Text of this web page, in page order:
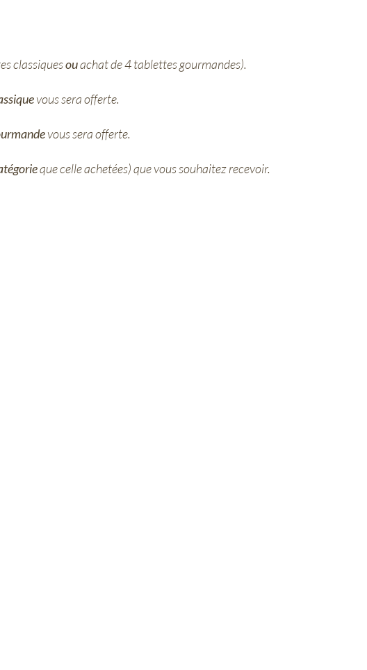
classiquesouachat de 4 tablettes gourmandes).
vous sera offerte.
vous sera offerte.
que celle achetées) que vous souhaitez recevoir.